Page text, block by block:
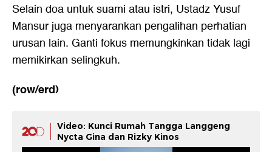
Selain doa untuk suami atau istri, Ustadz Yusuf
Mansur juga menyarankan pengalihan perhatian
urusan lain. Ganti fokus memungkinkan tidak lagi
memikirkan selingkuh.
(row/erd)
Video: Kunci Rumah Tangga Langgeng
Nycta Gina dan Rizky Kinos